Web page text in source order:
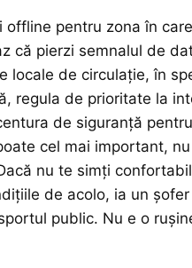
offline pentru zona în
că pierzi semnalul de
locale de circulație, în
regula de prioritate la
de siguranță
cel mai important,
nu te simți
de acolo, ia un
public. Nu e o